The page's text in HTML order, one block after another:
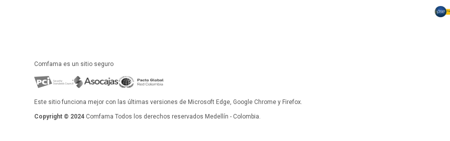
Comfama es un sitio seguro
Este sitio funciona mejor con las últimas versiones de Microsoft Edge, Google Chrome y Firefox.
Copyright © 2024 Comfama Todos los derechos reservados Medellín - Colombia.